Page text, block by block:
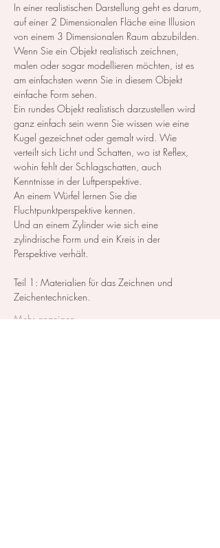
In einer realistischen Darstellung geht es darum,
auf einer 2 Dimensionalen Fläche eine Illusion
von einem 3 Dimensionalen Raum abzubilden.
Wenn Sie ein Objekt realistisch zeichnen,
malen oder sogar modellieren möchten, ist es
am einfachsten wenn Sie in diesem Objekt
einfache Form sehen.
Ein rundes Objekt realistisch darzustellen wird
ganz einfach sein wenn Sie wissen wie eine
Kugel gezeichnet oder gemalt wird. Wie
verteilt sich Licht und Schatten, wo ist Reflex,
wohin fehlt der Schlagschatten, auch
Kenntnisse in der Luftperspektive.
An einem Würfel lernen Sie die
Fluchtpunktperspektive kennen.
Und an einem Zylinder wie sich eine
zylindrische Form und ein Kreis in der
Perspektive verhält.
Teil 1: Materialien für das Zeichnen und
Zeichentechnicken.
Mehr anzeigen